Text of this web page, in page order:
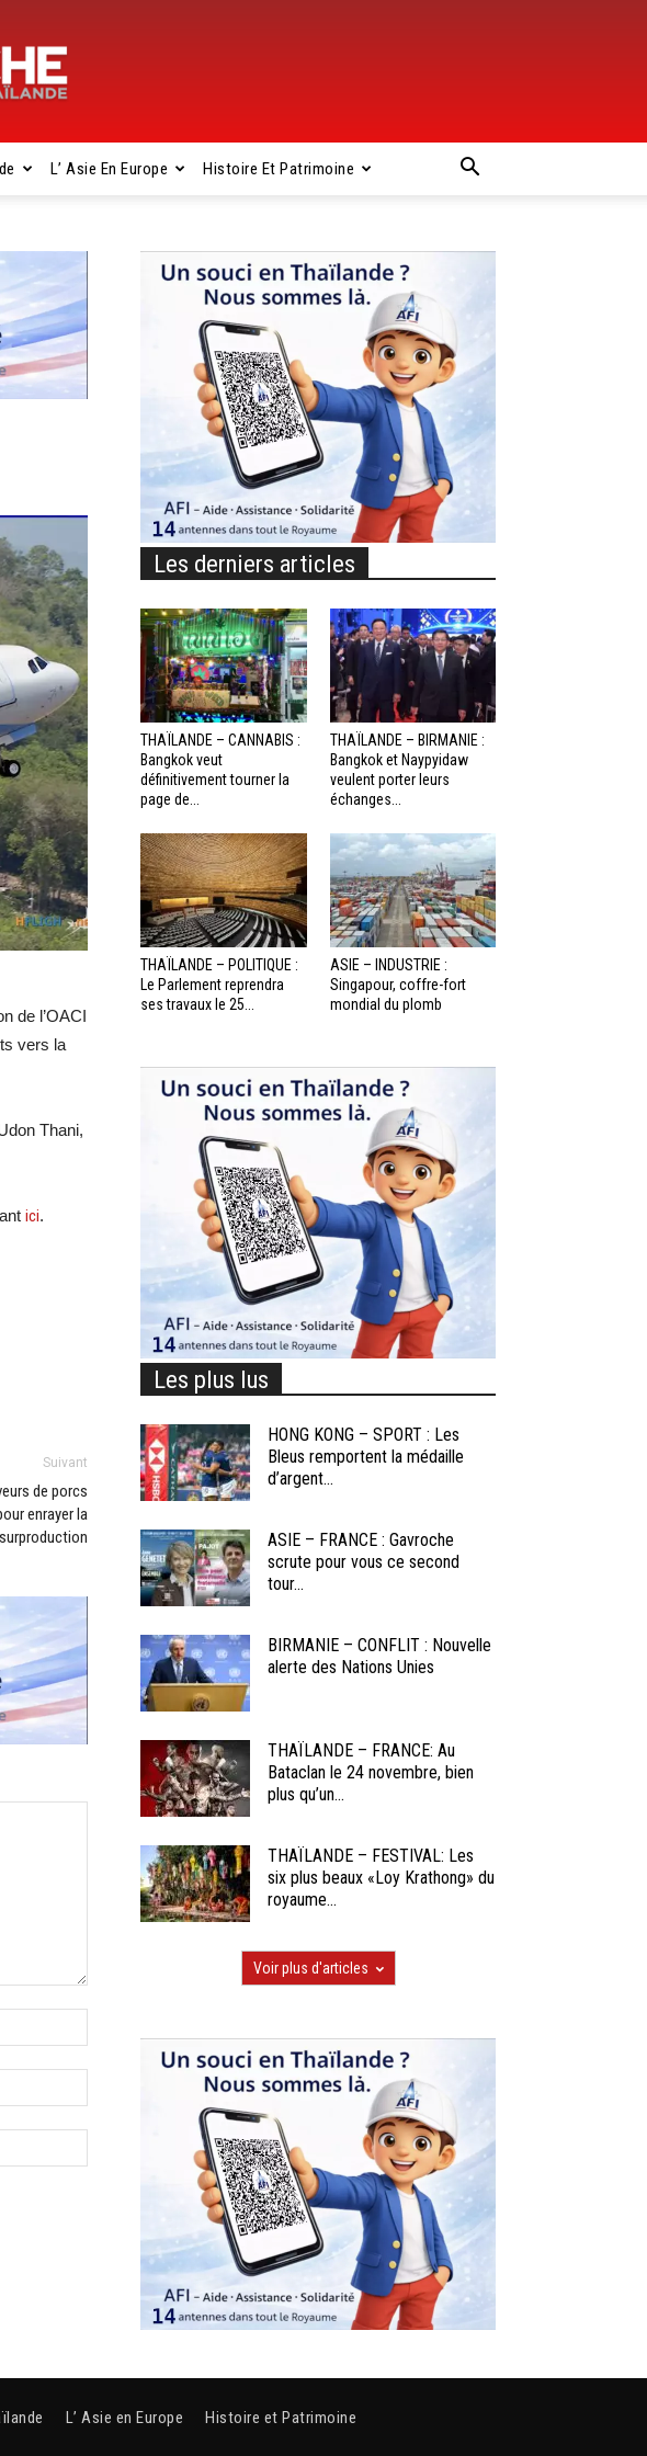
L’ Asie En Europe Histoire Et Patrimoine
de l’OACI
vers la
Thani,
ici.
Suivant
de porcs
enrayer la
surproduction
Les derniers articles
THAÏLANDE – CANNABIS :
Bangkok veut
définitivement tourner la
page de...
THAÏLANDE – BIRMANIE :
Bangkok et Naypyidaw
veulent porter leurs
échanges...
THAÏLANDE – POLITIQUE :
Le Parlement reprendra
ses travaux le 25...
ASIE – INDUSTRIE :
Singapour, coffre-fort
mondial du plomb
Les plus lus
HONG KONG – SPORT : Les
Bleus remportent la médaille
d’argent...
ASIE – FRANCE : Gavroche
scrute pour vous ce second
tour...
BIRMANIE – CONFLIT : Nouvelle
alerte des Nations Unies
THAÏLANDE – FRANCE: Au
Bataclan le 24 novembre, bien
plus qu’un...
THAÏLANDE – FESTIVAL: Les
six plus beaux «Loy Krathong» du
royaume...
Voir plus d'articles
L’ Asie en Europe Histoire et Patrimoine